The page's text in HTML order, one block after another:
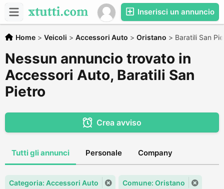
Inserisci un annuncio
Home > Veicoli > Accessori Auto > Oristano > Baratili San
Nessun annuncio trovato in
Accessori Auto, Baratili San
Pietro
Crea avviso
Tutti gli annunci Personale Company
Categoria: Accessori Auto Comune: Oristano